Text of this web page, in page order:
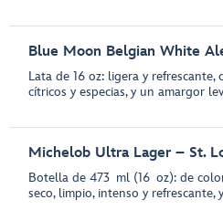
Blue Moon Belgian White
Lata de 16 oz: ligera y
cítricos y especias, y un amargor
Michelob Ultra Lager – St.
Botella de 473 ml (16 oz): de
seco, limpio, intenso y